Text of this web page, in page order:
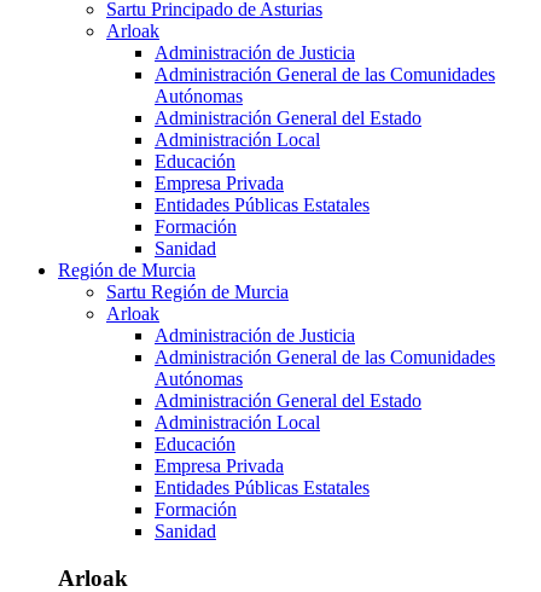
Sartu Principado de Asturias
Arloak
Administración de Justicia
Administración General de las Comunidades
Autónomas
Administración General del Estado
Administración Local
Educación
Empresa Privada
Entidades Públicas Estatales
Formación
Sanidad
Región de Murcia
Sartu Región de Murcia
Arloak
Administración de Justicia
Administración General de las Comunidades
Autónomas
Administración General del Estado
Administración Local
Educación
Empresa Privada
Entidades Públicas Estatales
Formación
Sanidad
Arloak